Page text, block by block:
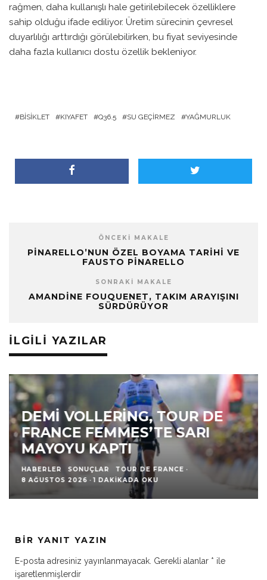
rağmen, daha kullanışlı hale getirilebilecek özelliklere
sahip olduğu ifade ediliyor. Üretim sürecinin çevresel
duyarlılığı arttırdığı görülebilirken, bu fiyat seviyesinde
daha fazla kullanıcı dostu özellik bekleniyor.
BISIKLET KIYAFET Q36.5 SU GEÇIRMEZ YAĞMURLUK
ÖNCEKI MAKALE
PINARELLO’NUN ÖZEL BOYAMA TARIHI VE
FAUSTO PINARELLO
SONRAKI MAKALE
AMANDINE FOUQUENET, TAKIM ARAYIŞINI
SÜRDÜRÜYOR
İLGILI YAZILAR
DEMI VOLLERING, TOUR DE
FRANCE FEMMES’TE SARI
MAYOYU KAPTI
HABERLER SONUÇLAR TOUR DE FRANCE ·
8 AĞUSTOS 2026 · 1 DAKIKADA OKU
BIR YANIT YAZIN
E-posta adresiniz yayınlanmayacak. Gerekli alanlar * ile
işaretlenmişlerdir